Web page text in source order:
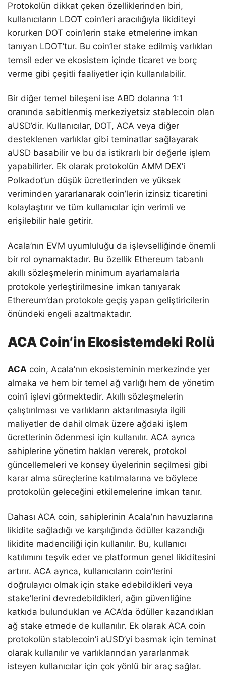
Protokolün dikkat çeken özelliklerinden biri,
kullanıcıların LDOT coin’leri aracılığıyla likiditeyi
korurken DOT coin’lerin stake etmelerine imkan
tanıyan LDOT’tur. Bu coin’ler stake edilmiş varlıkları
temsil eder ve ekosistem içinde ticaret ve borç
verme gibi çeşitli faaliyetler için kullanılabilir.
Bir diğer temel bileşeni ise ABD dolarına 1:1
oranında sabitlenmiş merkeziyetsiz stablecoin olan
aUSD’dir. Kullanıcılar, DOT, ACA veya diğer
desteklenen varlıklar gibi teminatlar sağlayarak
aUSD basabilir ve bu da istikrarlı bir değerle işlem
yapabilirler. Ek olarak protokolün AMM DEX’i
Polkadot’un düşük ücretlerinden ve yüksek
veriminden yararlanarak coin’lerin izinsiz ticaretini
kolaylaştırır ve tüm kullanıcılar için verimli ve
erişilebilir hale getirir.
Acala’nın EVM uyumluluğu da işlevselliğinde önemli
bir rol oynamaktadır. Bu özellik Ethereum tabanlı
akıllı sözleşmelerin minimum ayarlamalarla
protokole yerleştirilmesine imkan tanıyarak
Ethereum’dan protokole geçiş yapan geliştiricilerin
önündeki engeli azaltmaktadır.
ACA Coin’in Ekosistemdeki Rolü
ACA coin, Acala’nın ekosisteminin merkezinde yer
almaka ve hem bir temel ağ varlığı hem de yönetim
coin’i işlevi görmektedir. Akıllı sözleşmelerin
çalıştırılması ve varlıkların aktarılmasıyla ilgili
maliyetler de dahil olmak üzere ağdaki işlem
ücretlerinin ödenmesi için kullanılır. ACA ayrıca
sahiplerine yönetim hakları vererek, protokol
güncellemeleri ve konsey üyelerinin seçilmesi gibi
karar alma süreçlerine katılmalarına ve böylece
protokolün geleceğini etkilemelerine imkan tanır.
Dahası ACA coin, sahiplerinin Acala’nın havuzlarına
likidite sağladığı ve karşılığında ödüller kazandığı
likidite madenciliği için kullanılır. Bu, kullanıcı
katılımını teşvik eder ve platformun genel likiditesini
artırır. ACA ayrıca, kullanıcıların coin’lerini
doğrulayıcı olmak için stake edebildikleri veya
stake’lerini devredebildikleri, ağın güvenliğine
katkıda bulundukları ve ACA’da ödüller kazandıkları
ağ stake etmede de kullanılır. Ek olarak ACA coin
protokolün stablecoin’i aUSD’yi basmak için teminat
olarak kullanılır ve varlıklarından yararlanmak
isteyen kullanıcılar için çok yönlü bir araç sağlar.